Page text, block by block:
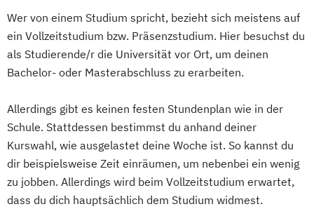
Wer von einem Studium spricht, bezieht sich meistens auf
ein Vollzeitstudium bzw. Präsenzstudium. Hier besuchst du
als Studierende/r die Universität vor Ort, um deinen
Bachelor- oder Masterabschluss zu erarbeiten.
Allerdings gibt es keinen festen Stundenplan wie in der
Schule. Stattdessen bestimmst du anhand deiner
Kurswahl, wie ausgelastet deine Woche ist. So kannst du
dir beispielsweise Zeit einräumen, um nebenbei ein wenig
zu jobben. Allerdings wird beim Vollzeitstudium erwartet,
dass du dich hauptsächlich dem Studium widmest.